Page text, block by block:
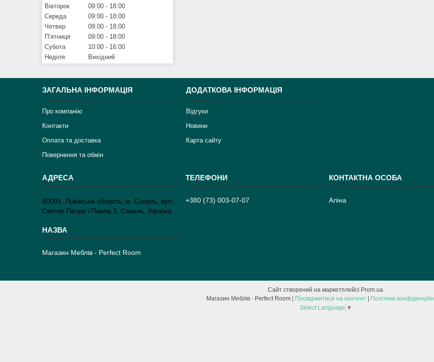
Вівторок
09:00
18:00
Середа
09:00
18:00
Четвер
09:00
18:00
Пʼятниця
09:00
18:00
Субота
10:00
16:00
Неділя
Вихідний
ЗАГАЛЬНА ІНФОРМАЦІЯ
Про компанію
Контакти
Оплата та доставка
Повернення та обмін
ДОДАТКОВА ІНФОРМАЦІЯ
Відгуки
Новини
Карта сайту
80001, Львівська область, м. Сокаль, вул.
Святих Петра і Павла 3, Сокаль, Україна
Магазин Меблів - Perfect Room
+380 (73) 003-07-07 Аліна
Сайт створений на маркетплейсі Prom.ua
Поскаржитися на контент
Політика
Select Language ▼